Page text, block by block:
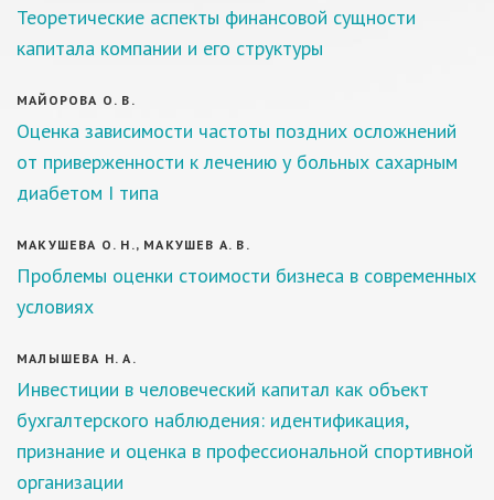
Теоретические аспекты финансовой сущности
капитала компании и его структуры
МАЙОРОВА О. В.
Оценка зависимости частоты поздних осложнений
от приверженности к лечению у больных сахарным
диабетом I типа
МАКУШЕВА О. Н., МАКУШЕВ А. В.
Проблемы оценки стоимости бизнеса в современных
условиях
МАЛЫШЕВА Н. А.
Инвестиции в человеческий капитал как объект
бухгалтерского наблюдения: идентификация,
признание и оценка в профессиональной спортивной
организации